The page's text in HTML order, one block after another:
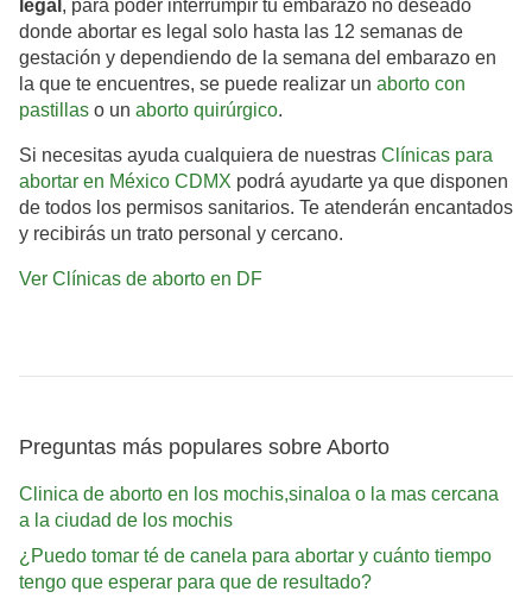
legal , para poder interrumpir tu embarazo no deseado
donde abortar es legal solo hasta las 12 semanas de
gestación y dependiendo de la semana del embarazo en
la que te encuentres, se puede realizar un aborto con
pastillas o un aborto quirúrgico.
Si necesitas ayuda cualquiera de nuestras Clínicas para
abortar en México CDMX podrá ayudarte ya que disponen
de todos los permisos sanitarios. Te atenderán encantados
y recibirás un trato personal y cercano.
Ver Clínicas de aborto en DF
Preguntas más populares sobre Aborto
Clinica de aborto en los mochis,sinaloa o la mas cercana
a la ciudad de los mochis
¿Puedo tomar té de canela para abortar y cuánto tiempo
tengo que esperar para que de resultado?